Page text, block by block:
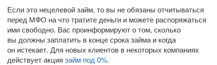
Если это нецелевой займ, то вы не обязаны отчитываться
перед МФО на что тратите деньги и можете распоряжаться
ими свободно. Вас проинформируют о том, сколько
вы должны заплатить в конце срока займа и когда
он истекает. Для новых клиентов в некоторых компаниях
действует акция займ под 0%.